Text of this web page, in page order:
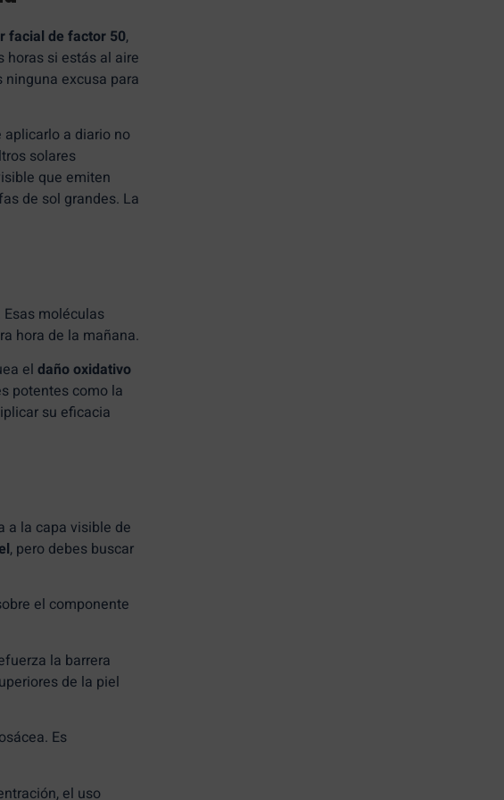
facial de factor 50,
horas si estás al aire
ninguna excusa para
a diario no
solares
que emiten
de sol grandes. La
moléculas
hora de la mañana.
el daño oxidativo
potentes como la
su eficacia
a la capa visible de
, pero debes buscar
el componente
la barrera
de la piel
Es
el uso